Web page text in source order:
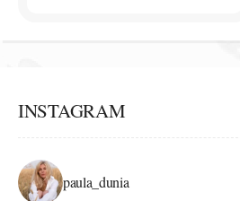
INSTAGRAM
paula_dunia